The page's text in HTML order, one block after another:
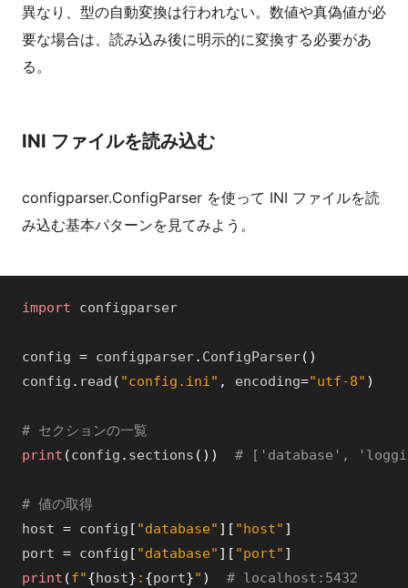
異なり、型の自動変換は行われない。数値や真偽値が必
要な場合は、読み込み後に明示的に変換する必要があ
る。
INI ファイルを読み込む
configparser.ConfigParser を使って INI ファイルを読
み込む基本パターンを見てみよう。
import configparser
config = configparser. ConfigParser( )
config . read ( "config.ini" , encoding="utf-8" )
# セクションの一覧
print (config . sections ( ) ) # ['database',
# 値の取得
host = config [ "database" ] [ "host" ]
port = config [ "database" ] [ "port" ]
print (f"{host} : {port}" ) # localhost:5432